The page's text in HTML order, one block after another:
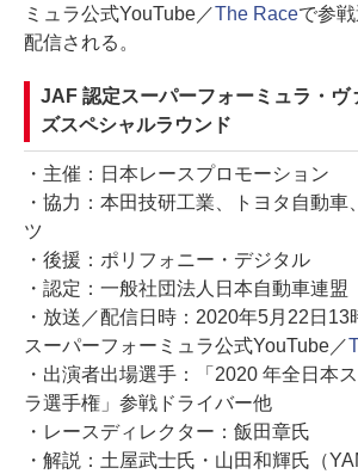
ミュラ公式YouTube／The Raceで参
配信される。
JAF 認定スーパーフォーミュラ・ヴ
ズスペシャルラウンド
・主催：日本レースプロモーション
・協力：本田技研工業、トヨタ自動車
ツ
・後援：ポリフォニー・デジタル
・認定：一般社団法人日本自動車連盟
・放送／配信日時：2020年5月22日13
スーパーフォーミュラ公式YouTube／
・出演者出場選手：「2020 年全日本
ラ選手権」参戦ドライバー他
・レースディレクター：飯田章氏
・解説：土屋武士氏・山田和輝氏（